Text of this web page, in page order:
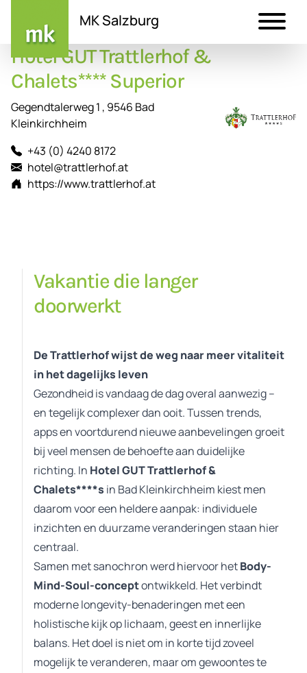
Inhalt
MK Salzburg
Hotel GUT Trattlerhof &
Chalets**** Superior
Gegendtalerweg 1 , 9546 Bad
Kleinkirchheim
+43 (0) 4240 8172
hotel@trattlerhof.at
https://www.trattlerhof.at
Vakantie die langer
doorwerkt
De Trattlerhof wijst de weg naar meer vitaliteit
in het dagelijks leven
Gezondheid is vandaag de dag overal aanwezig –
en tegelijk complexer dan ooit. Tussen trends,
apps en voortdurend nieuwe aanbevelingen groeit
bij veel mensen de behoefte aan duidelijke
richting. In Hotel GUT Trattlerhof &
Chalets****s in Bad Kleinkirchheim kiest men
daarom voor een heldere aanpak: individuele
inzichten en duurzame veranderingen staan hier
centraal.
Samen met sanochron werd hiervoor hetBody-
Mind-Soul-conceptontwikkeld. Het verbindt
moderne longevity-benaderingen met een
holistische kijk op lichaam, geest en innerlijke
balans. Het doel is niet om in korte tijd zoveel
mogelijk te veranderen, maar om gewoontes te